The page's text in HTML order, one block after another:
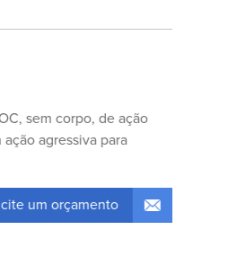
sem corpo, de ação
agressiva para
um orçamento